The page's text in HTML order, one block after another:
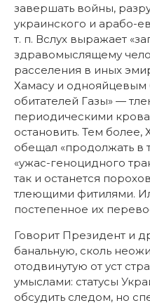
завершать войны,
украинского и арабо-
т. п. Вслух выражает
здравомыслящему
расселения в иных
Хамасу и
обитателей Газы» —
периодическими
остановить. Тем
обещал «продолжать в
«ужас-геноцидного
так и останется
тлеющими фитилями.
постепенное их
Говорит Президент и
банальную, сколь
отодвинутую от уст
умыслами: статусы
обсудить следом, но